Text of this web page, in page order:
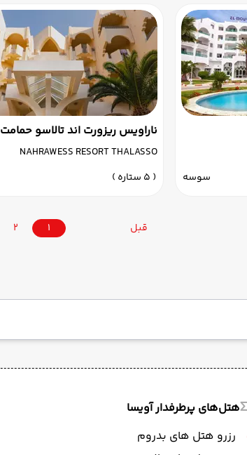
سوسه
ناراویس ریزورت اند تالاسو حمامت
NAHRAWESS RESORT THALASSO
( 5 ستاره )
قبل 1
2
هتل‌های پرطرفدار آویسا
رزرو هتل های بدروم